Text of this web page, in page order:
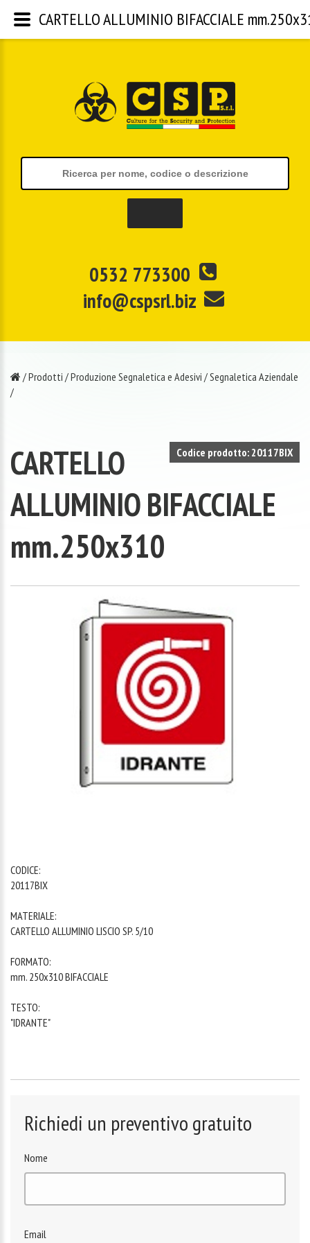
0532 773300
info@cspsrl.biz
/Prodotti /Produzione Segnaletica e Adesivi /Segnaletica Aziendale
/
Codice prodotto: 20117BIX
CARTELLO
ALLUMINIO BIFACCIALE
mm.250x310
CODICE:
20117BIX
MATERIALE:
CARTELLO ALLUMINIO LISCIO SP. 5/10
FORMATO:
mm. 250x310 BIFACCIALE
TESTO:
"IDRANTE"
Richiedi un preventivo gratuito
Nome
Email
CARTELLO ALLUMINIO BIFACCIALE